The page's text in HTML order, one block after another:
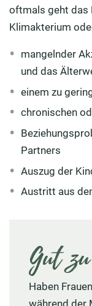
oftmals geht das
Klimakterium
mangelnder
und das
einem zu
chronischen
Partners
Auszug der
Austritt aus
Gut
Haben